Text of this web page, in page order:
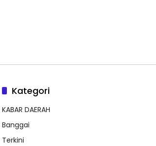
Kategori
KABAR DAERAH
Banggai
Terkini